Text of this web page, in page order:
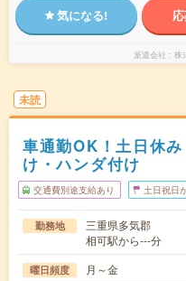
気になる!
派遣会社 株
未読
車通勤OK！土日休
け・ハンダ付け
交通費別途支給あり 土日祝日
勤務地
三重県多気郡
相可駅から---分
曜日頻度 月～金